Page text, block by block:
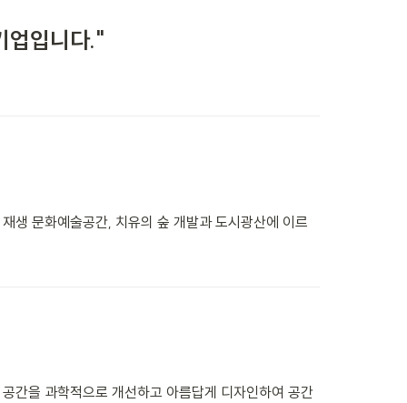
업입니다."
생 문화예술공간, 치유의 숲 개발과 도시광산에 이르
간을 과학적으로 개선하고 아름답게 디자인하여 공간